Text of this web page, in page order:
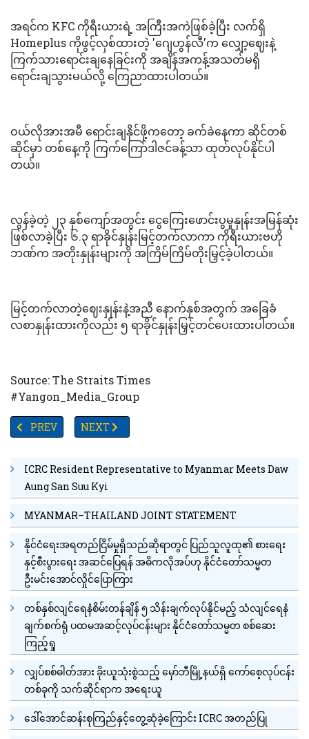
အရင်က KFC ကိုရီးယားရဲ့ အကြီးအကဲဖြစ်ခဲ့ပြီး လက်ရှိ
Homeplus ကိုဖွင့်လှစ်ထားတဲ့ 'ဂျေဟွန်လီ'က လျှော့ဈေးနဲ့
ကြက်သားရောင်းချနေခြင်းကို အချိန်အကန့်အသတ်မရှိ
ရောင်းချသွားမယ်လို့ ကြေညာထားပါတယ်။
ဝယ်လိုအားအမီ ရောင်းချနိုင်ဖို့ကတော့ ခက်ခဲနေကာ ဆိုင်တစ်
ဆိုင်မှာ တစ်နေ့ကို ကြက်ကြော်ဒါဇင်ခန့်သာ ထုတ်လုပ်နိုင်ပါ
တယ်။
လွန်ခဲ့တဲ့ ၂၃ နှစ်ကျော်အတွင်း ငွေကြေးဖောင်းပွမှုနှုန်းအမြန်ဆုံး
ဖြစ်လာခဲ့ပြီး ၆.၃ ရာခိုင်နှုန်းမြင့်တက်လာကာ ကိုရီးယားဗဟို
ဘဏ်က အတိုးနှုန်းများကို အကြိမ်ကြိမ်တိုးမြှင့်ခဲ့ပါတယ်။
မြင့်တက်လာတဲ့ဈေးနှုန်းနဲ့အညီ နောက်နှစ်အတွက် အခြေခံ
လစာနှုန်းထားကိုလည်း ၅ ရာခိုင်နှုန်းမြှင့်တင်ပေးထားပါတယ်။
Source: The Straits Times
#Yangon_Media_Group
PREVIOUS ARTICLE: အပူချိန်မြင့်တက်မိုးခေါင်မှုကြောင့် တရုတ်နိုင်
PREV NEXT ARTICLE: ကိုယ်ကျင့်တရားကောင်းမွန်ခြင်းသ
NEXT
ICRC Resident Representative to Myanmar Meets Daw
Aung San Suu Kyi
MYANMAR–THAILAND JOINT STATEMENT
နိုင်ငံရေးအရတည်ငြိမ်မှုရှိသည်ဆိုရာတွင် ပြည်သူလူထု၏ စားရေး
နှင့်စီးပွားရေး အဆင်ပြေရန် အဓိကလိုအပ်ဟု နိုင်ငံတော်သမ္မတ
ဦးမင်းအောင်လှိုင်ပြောကြား
တစ်နှစ်လျင်ရေနံစိမ်းတန်ချိန် ၅ သိန်းချက်လုပ်နိုင်မည့် သံလျင်ရေနံ
ချက်စက်ရုံ ပထမအဆင့်လုပ်ငန်းများ နိုင်ငံတော်သမ္မတ စစ်ဆေး
ကြည့်ရှု
လျှပ်စစ်ဓါတ်အား ခိုးယူသုံးစွဲသည့် မှော်ဘီမြို့နယ်ရှိ ကော်စေ့လုပ်ငန်း
တစ်ခုကို သက်ဆိုင်ရာက အရေးယူ
ဒေါ်အောင်ဆန်းစုကြည်နှင့်တွေ့ဆုံခဲ့ကြောင်း ICRC အတည်ပြု